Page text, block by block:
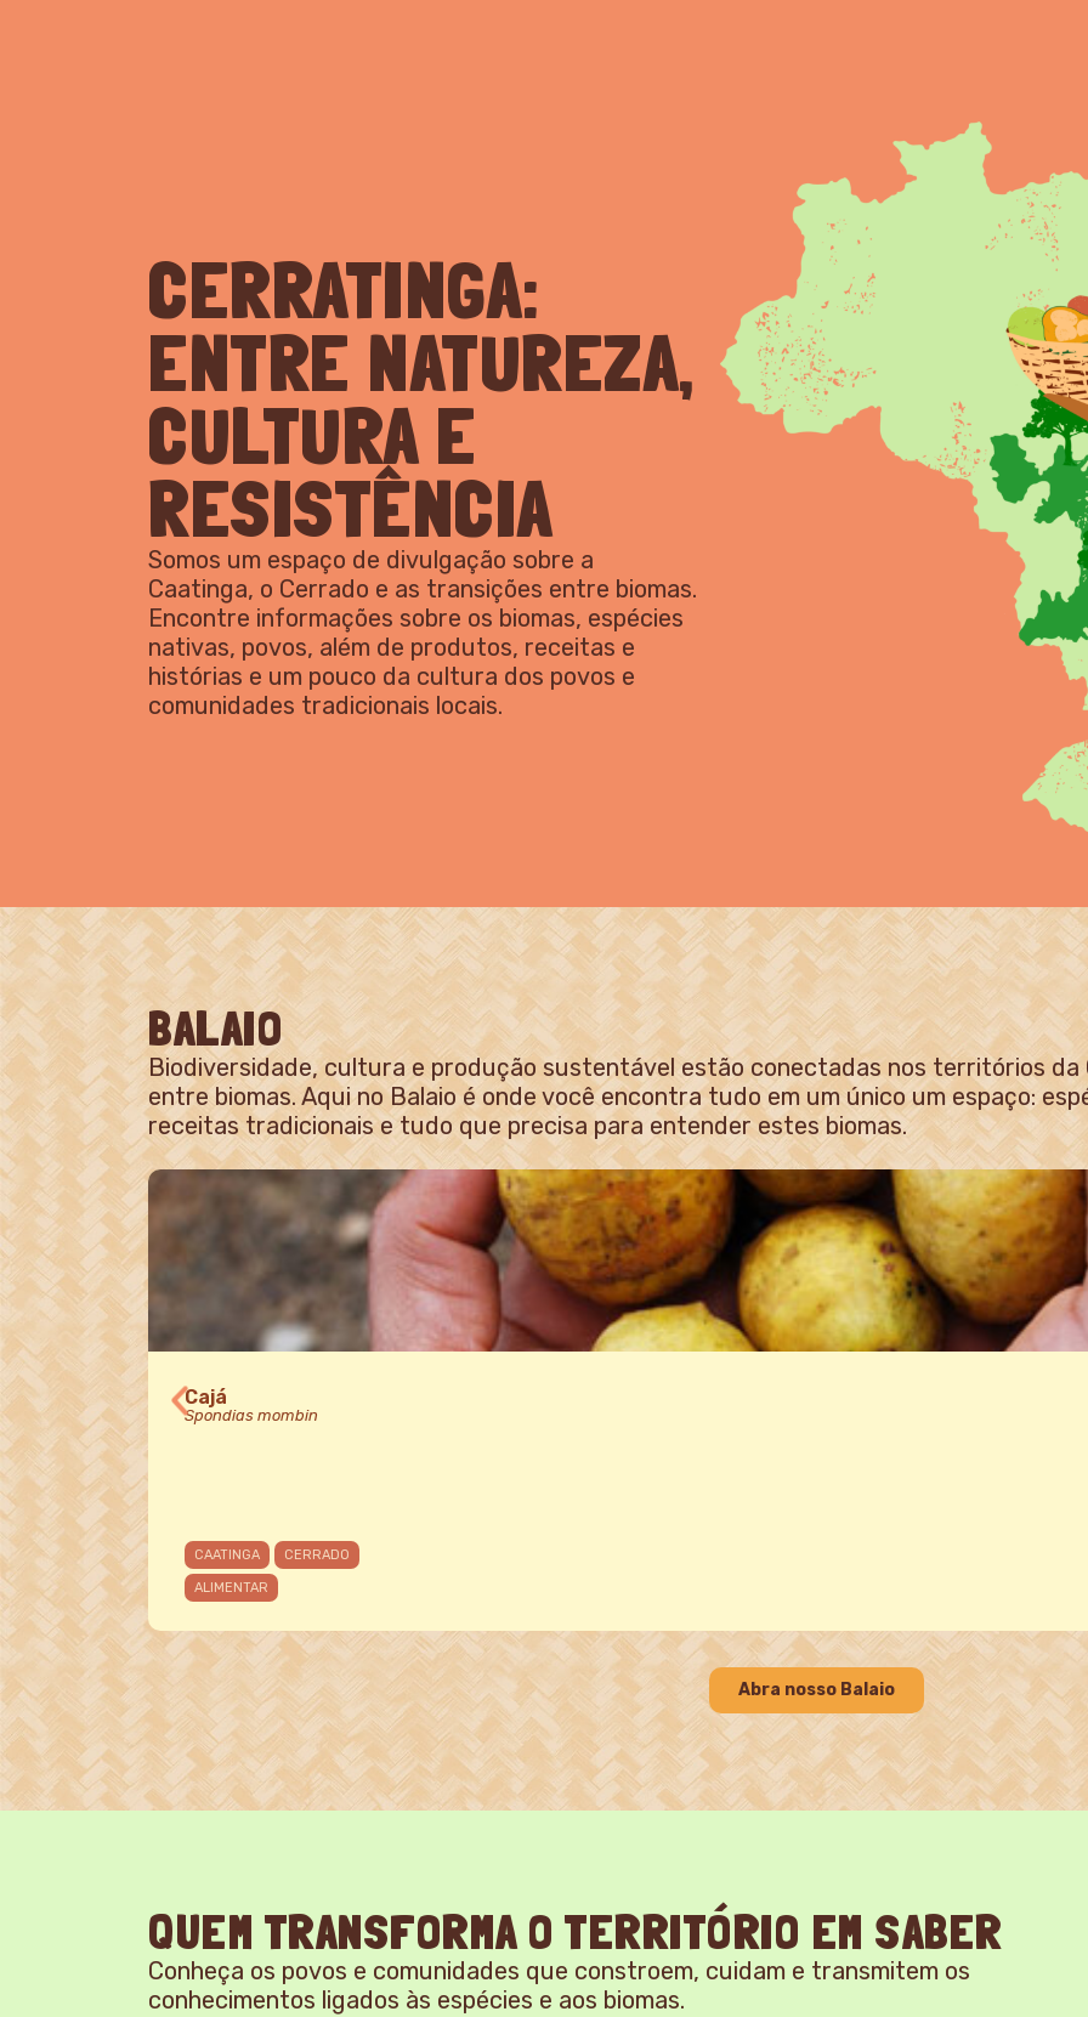
CERRATINGA:
ENTRE NATUREZA,
CULTURA E
RESISTÊNCIA
Somos um espaço de divulgação sobre a
Caatinga, o Cerrado e as transições entre biomas.
Encontre informações sobre os biomas, espécies
nativas, povos, além de produtos, receitas e
histórias e um pouco da cultura dos povos e
comunidades tradicionais locais.
BALAIO
Biodiversidade, cultura e produção sustentável estão conectadas nos territórios da
entre biomas. Aqui no Balaio é onde você encontra tudo em um único um espaço:
receitas tradicionais e tudo que precisa para entender estes biomas.
Cajá
Spondias mombin
CAATINGA CERRADO
ALIMENTAR
Abra nosso Balaio
QUEM TRANSFORMA O TERRITÓRIO EM SABER
Conheça os povos e comunidades que constroem, cuidam e transmitem os
conhecimentos ligados às espécies e aos biomas.